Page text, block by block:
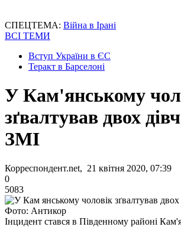
СПЕЦТЕМА: Війна в Ірані
ВСІ ТЕМИ
Вступ України в ЄС
Теракт в Барселоні
У Кам'янському
зґвалтував двох
ЗМІ
Корреспондент.net, 21 квітня 2020, 07:39
0
5083
Фото: Антикор
Інцидент стався в Південному районі